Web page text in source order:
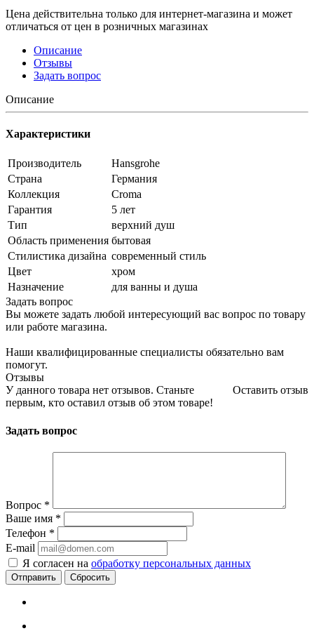
Цена действительна только для интернет-магазина и может
отличаться от цен в розничных магазинах
Описание
Отзывы
Задать вопрос
Описание
Характеристики
Производитель
Hansgrohe
Страна
Германия
Коллекция
Croma
Гарантия
5 лет
Тип
верхний душ
Область применения бытовая
Стилистика дизайна современный стиль
Цвет
хром
Назначение
для ванны и душа
Задать вопрос
Вы можете задать любой интересующий вас вопрос по товару
или работе магазина.
Наши квалифицированные специалисты обязательно вам
помогут.
Отзывы
Оставить отзыв
У данного товара нет отзывов. Станьте
первым, кто оставил отзыв об этом товаре!
Задать вопрос
Вопрос *
Ваше имя *
Телефон *
E-mail
Я согласен на обработку персональных данных
Сбросить